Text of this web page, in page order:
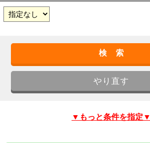
▼もっと条件を指定▼